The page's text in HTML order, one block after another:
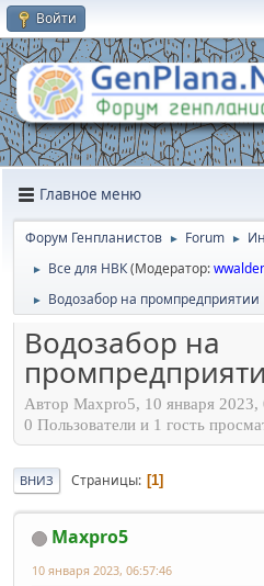
Войти
Главное меню
Форум Генпланистов ► Forum ►
► Все для НВК(Модератор:
► Водозабор на промпредприятии
Водозабор на
Автор Maxpro5, 10 января 2023,
0 Пользователи и 1 гость
ВНИЗ Страницы 1
Maxpro5
10 января 2023, 06:57:46